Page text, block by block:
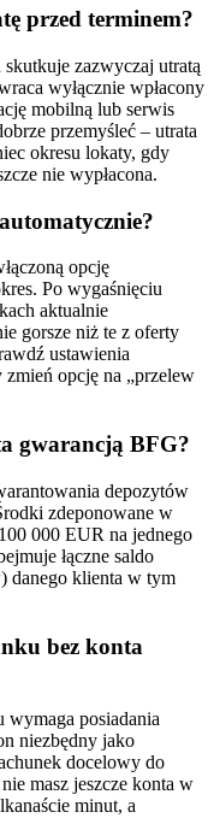
przed terminem?
zazwyczaj utratą
wyłącznie wpłacony
mobilną lub serwis
przemyśleć – utrata
okresu lokaty, gdy
nie wypłacona.
opcję
Po wygaśnięciu
aktualnie
gorsze niż te z oferty
ustawienia
opcję na „przelew
gwarancją BFG?
depozytów
zdeponowane w
000 EUR na jednego
łączne saldo
danego klienta w tym
bez konta
wymaga posiadania
niezbędny jako
docelowy do
masz jeszcze konta w
minut, a